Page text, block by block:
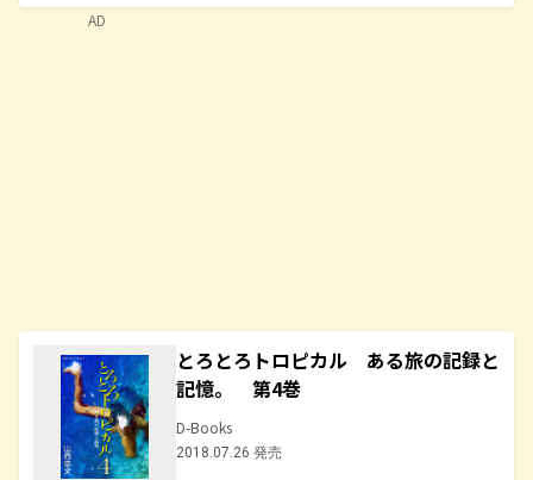
とろとろトロピカル ある旅の記録と
記憶。 第4巻
D-Books
2018.07.26 発売
AD